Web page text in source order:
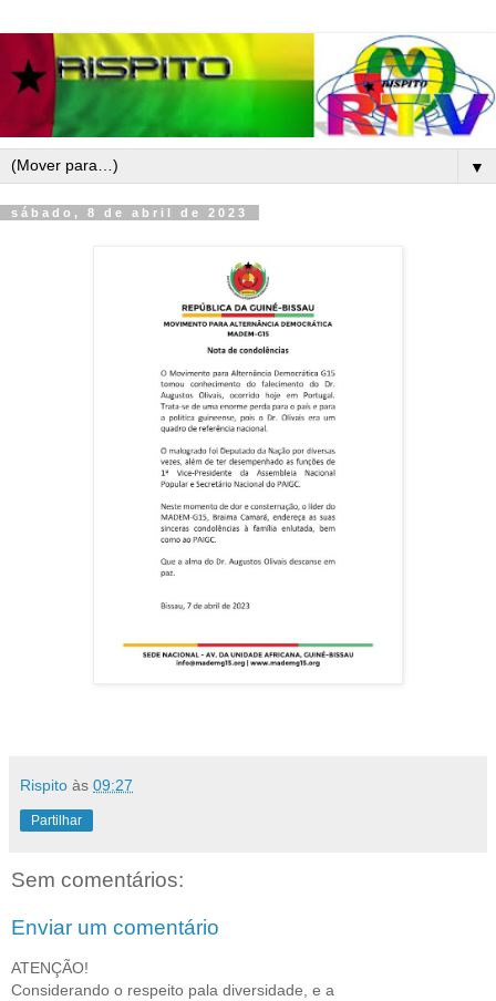
▼
sábado, 8 de abril de 2023
Rispito às 09:27
Partilhar
Sem comentários:
Enviar um comentário
ATENÇÃO!
Considerando o respeito pala diversidade, e a